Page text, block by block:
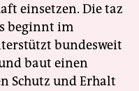
einsetzen. Die taz
beginnt im
bundesweit
baut einen
Schutz und Erhalt